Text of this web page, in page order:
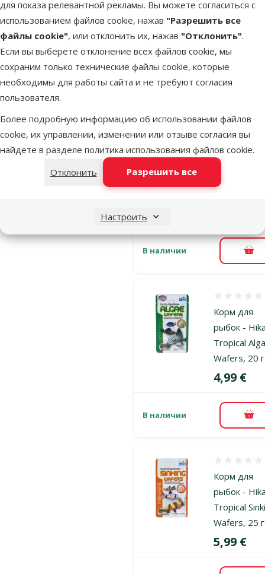
для показа релевантной рекламы. Вы можете согласиться с
использованием файлов cookie, нажав "Разрешить все
файлы cookie", или отклонить их, нажав "Отклонить".
Если вы выберете отклонение всех файлов cookie, мы
сохраним только технические файлы cookie, которые
необходимы для работы сайта и не требуют согласия
пользователя.
Более подробную информацию об использовании файлов
cookie, их управлении, изменении или отзыве согласия вы
найдете в разделе политика использования файлов cookie.
Отклонить
Разрешить все
Настроить
Цена
7,99 €
В наличии
Корм для
рыбок -
Wafers, 20 г
Оценка 0%
В наличии В
Корм для
рыбок -
Tropical
Wafers, 20 г
Цена
4,99 €
В наличии В
Корм для
рыбок -
Tropical
Wafers, 25 г
Цена
5,99 €